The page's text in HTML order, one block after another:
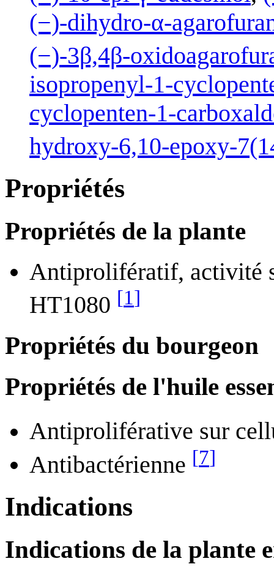
(−)-dihydro-α-
(−)-3β,4β-
isopropenyl-1-
cyclopenten-1-
hydroxy-6,10-epoxy-
Propriétés
Propriétés de la plante
Antiprolifératif, activité
HT1080 [1]
Propriétés du bourgeon
Propriétés de l'huile
Antiproliférative sur
Antibactérienne [7]
Indications
Indications de la plante